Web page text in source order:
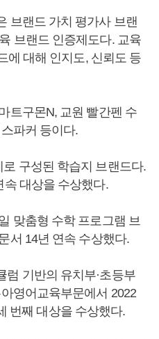
브랜드 가치 평가사 브랜
브랜드 인증제도다. 교육
에 대해 인지도, 신뢰도 등
트구몬N, 교원 빨간펜 수
파커 등이다.
구성된 학습지 브랜드다.
속 대상을 수상했다.
맞춤형 수학 프로그램 브
서 14년 연속 수상했다.
럼 기반의 유치부·초등부
영어교육부문에서 2022
번째 대상을 수상했다.